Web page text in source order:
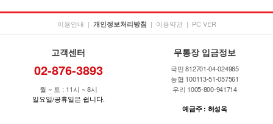
이용안내 | 개인정보처리방침 | 이용약관 | PC VER
고객센터
02-876-3893
월 ~ 토 : 11시 ~ 8시
일요일/공휴일은 쉽니다.
무통장 입금정보
국민 812701-04-024985
농협 100113-51-057561
우리 1005-800-941714
예금주 : 허성옥